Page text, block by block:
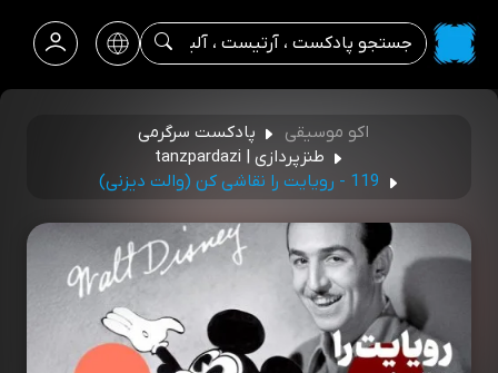
اکو موسیقی
پادکست سرگرمی
طنزپردازی | tanzpardazi
119 - رویایت را نقاشی کن (والت دیزنی)